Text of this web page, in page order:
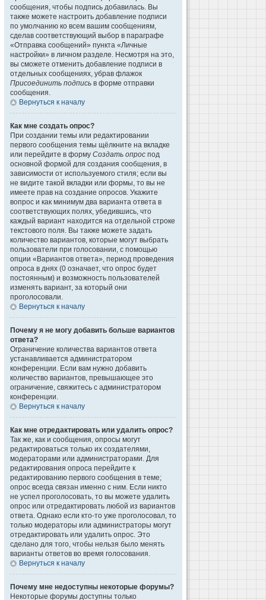
сообщения, чтобы подпись добавилась. Вы
также можете настроить добавление подписи
по умолчанию ко всем вашим сообщениям,
сделав соответствующий выбор в параграфе
«Отправка сообщений» пункта «Личные
настройки» в личном разделе. Несмотря на это,
вы сможете отменить добавление подписи в
отдельных сообщениях, убрав флажок
Присоединить подпись в форме отправки
сообщения.
Вернуться к началу
Как мне создать опрос?
При создании темы или редактировании
первого сообщения темы щёлкните на вкладке
или перейдите в форму Создать опрос под
основной формой для создания сообщения, в
зависимости от используемого стиля; если вы
не видите такой вкладки или формы, то вы не
имеете прав на создание опросов. Укажите
вопрос и как минимум два варианта ответа в
соответствующих полях, убедившись, что
каждый вариант находится на отдельной строке
текстового поля. Вы также можете задать
количество вариантов, которые могут выбрать
пользователи при голосовании, с помощью
опции «Вариантов ответа», период проведения
опроса в днях (0 означает, что опрос будет
постоянным) и возможность пользователей
изменять вариант, за который они
проголосовали.
Вернуться к началу
Почему я не могу добавить больше вариантов
ответа?
Ограничение количества вариантов ответа
устанавливается администратором
конференции. Если вам нужно добавить
количество вариантов, превышающее это
ограничение, свяжитесь с администратором
конференции.
Вернуться к началу
Как мне отредактировать или удалить опрос?
Так же, как и сообщения, опросы могут
редактироваться только их создателями,
модераторами или администраторами. Для
редактирования опроса перейдите к
редактированию первого сообщения в теме;
опрос всегда связан именно с ним. Если никто
не успел проголосовать, то вы можете удалить
опрос или отредактировать любой из вариантов
ответа. Однако если кто-то уже проголосовал, то
только модераторы или администраторы могут
отредактировать или удалить опрос. Это
сделано для того, чтобы нельзя было менять
варианты ответов во время голосования.
Вернуться к началу
Почему мне недоступны некоторые форумы?
Некоторые форумы доступны только